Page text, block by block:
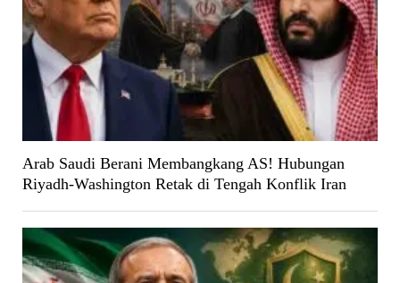
Arab Saudi Berani Membangkang AS! Hubungan
Riyadh-Washington Retak di Tengah Konflik Iran